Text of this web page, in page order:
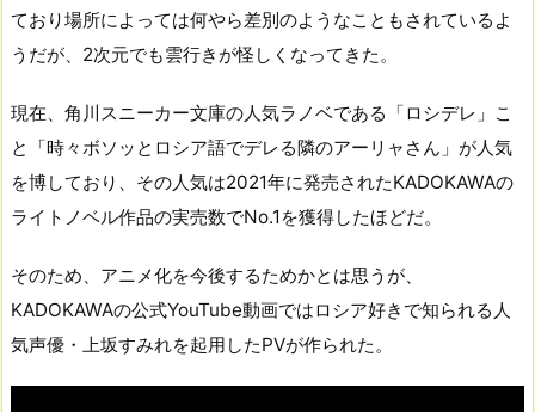
ており場所によっては何やら差別のようなこともされているよ
うだが、2次元でも雲行きが怪しくなってきた。
現在、角川スニーカー文庫の人気ラノベである「ロシデレ」こ
と「時々ボソッとロシア語でデレる隣のアーリャさん」が人気
を博しており、その人気は2021年に発売されたKADOKAWAの
ライトノベル作品の実売数でNo.1を獲得したほどだ。
そのため、アニメ化を今後するためかとは思うが、
KADOKAWAの公式YouTube動画ではロシア好きで知られる人
気声優・上坂すみれを起用したPVが作られた。